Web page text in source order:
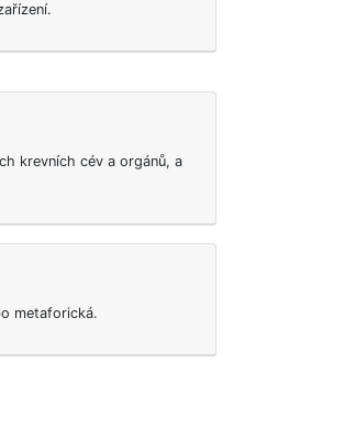
krevních cév a orgánů, a
metaforická.